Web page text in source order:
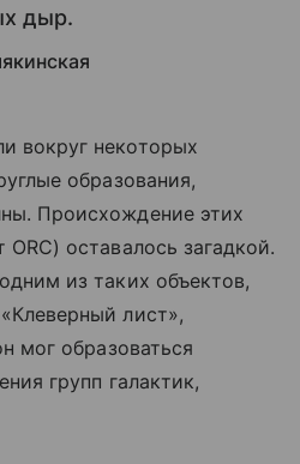
дыр.
вокруг некоторых
образования,
Происхождение этих
оставалось загадкой.
из таких объектов,
лист»,
мог образоваться
групп галактик,